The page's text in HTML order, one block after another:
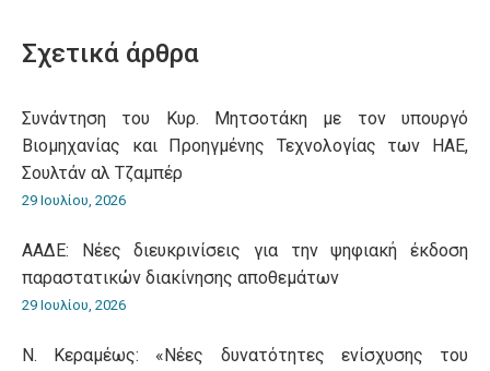
Σχετικά άρθρα
Συνάντηση του Κυρ. Μητσοτάκη με τον υπουργό
Βιομηχανίας και Προηγμένης Τεχνολογίας των ΗΑΕ,
Σουλτάν αλ Τζαμπέρ
29 Ιουλίου, 2026
ΑΑΔΕ: Νέες διευκρινίσεις για την ψηφιακή έκδοση
παραστατικών διακίνησης αποθεμάτων
29 Ιουλίου, 2026
Ν. Κεραμέως: «Νέες δυνατότητες ενίσχυσης του